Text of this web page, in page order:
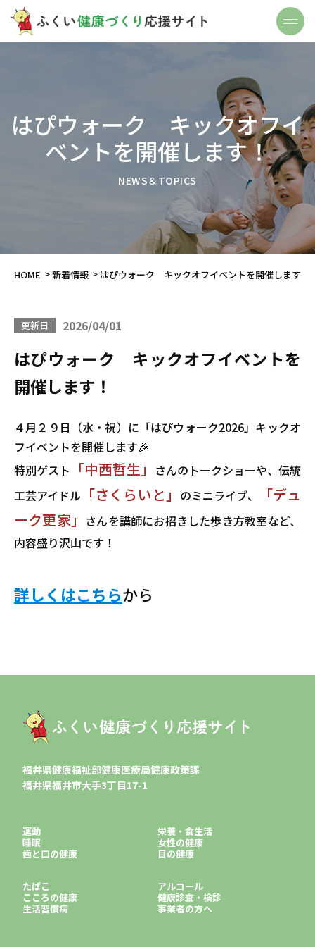
はぴウォーク キックオフイ
ベントを開催します！
NEWS＆TOPICS
HOME 新着情報 はぴウォーク キックオフイベントを開催します！
更新日 2026/04/01
はぴウォーク キックオフイベントを
開催します！
４月２９日（水・祝）に「はぴウォーク2026」キックオ
フイベントを開催します🎉
特別ゲスト
「中西哲生」
さんのトークショーや、伝統
工芸アイドル 「さくらいと」 のミニライブ、
「デュ
ーク更家」
さんを講師にお招きした歩き方教室など、
内容盛り沢山です！
詳しくはこちらから
福井県健康福祉部健康医療局健康政策課
福井県福井市大手3丁目17-1
運動
栄養・食生活
睡眠
女性の健康
歯と口の健康
目の健康
たばこ
アルコール
こころの健康
健康診査・検診
生活習慣病
事業者の方へ